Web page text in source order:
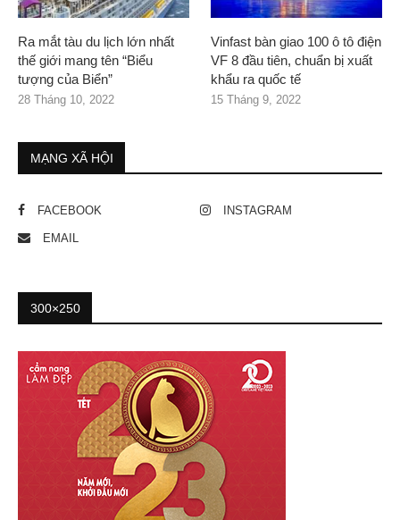
Ra mắt tàu du lịch lớn nhất
thế giới mang tên “Biểu
tượng của Biển”
28 Tháng 10, 2022
Vinfast bàn giao 100 ô tô điện
VF 8 đầu tiên, chuẩn bị xuất
khẩu ra quốc tế
15 Tháng 9, 2022
MẠNG XÃ HỘI
FACEBOOK INSTAGRAM
EMAIL
300×250